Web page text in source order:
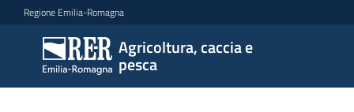
Vai al contenuto
Vai alla navigazione
Vai al footer
Regione Emilia-Romagna
Agricoltura, caccia e
pesca
Agricoltura,
caccia e
pesca